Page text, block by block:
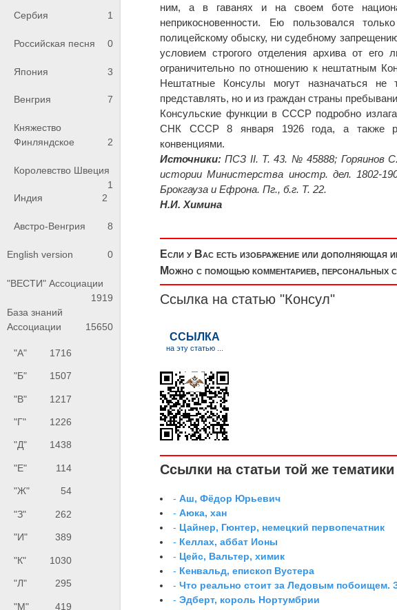
Сербия 1
Российская песня 0
Япония 3
Венгрия 7
Княжество
Финляндское
2
Королевство Швеция
1
Индия
2
Австро-Венгрия 8
English version 0
"ВЕСТИ" Ассоциации
1919
База знаний
Ассоциации
15650
"А" 1716
"Б" 1507
"В" 1217
"Г" 1226
"Д" 1438
"Е" 114
"Ж" 54
"З" 262
"И" 389
"К" 1030
"Л" 295
"М" 419
ним, а в гаванях и на своем боте
неприкосновенности. Ею пользовался
полицейскому обыску, ни судебному
условием строгого отделения архива от его
ограничительно по отношению к нештатным
Нештатные Консулы могут назначаться
представлять, но и из граждан страны
Консульские функции в СССР подробно
СНК СССР 8 января 1926 года, а также
конвенциями.
Источники: ПСЗ II. Т. 43. № 45888; Горяинов
истории Министерства иностр. дел. 1802-
Брокгауза и Ефрона. Пг., б.г. Т. 22.
Н.И. Химина
Если у Вас есть изображение или дополняющая
Можно с помощью комментариев, персональных
Ссылка на статью "Консул"
Ссылки на статьи той же тематики
-Аш, Фёдор Юрьевич
-Аюка, хан
- Цайнер, Гюнтер, немецкий первопечатник
- Келлах, аббат Ионы
- Цейс, Вальтер, химик
- Кенвальд, епископ Вустера
-Что реально стоит за Ледовым побоищем.
-Эдберт, король Нортумбрии